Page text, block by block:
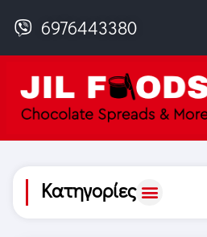
6976443380
Κατηγορίες